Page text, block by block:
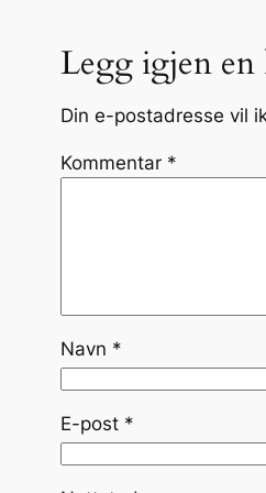
Legg igjen
Din e-postadresse vil
Kommentar *
Navn *
E-post *